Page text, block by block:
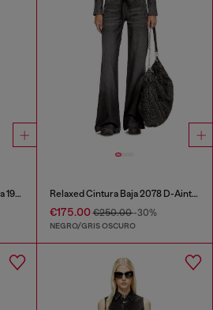
Vaqueros Bootcut Cintura Baja 1969 D-Ebbey Relaxed Cintura Baja 2078 D-Ainty Joggjeans®
€175.00€250.00-30%
NEGRO/GRIS OSCURO